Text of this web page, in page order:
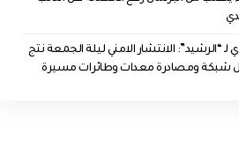
لـ “الرشيد”: الانتشار الامني ليلة الجمعة نتج
شبكة ومصادرة معدات وطائرات مسيرة